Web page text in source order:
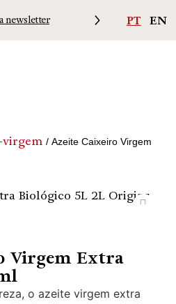
newsletter PT EN
/ Azeite Caixeiro Virgem
Virgem Extra
o azeite virgem extra